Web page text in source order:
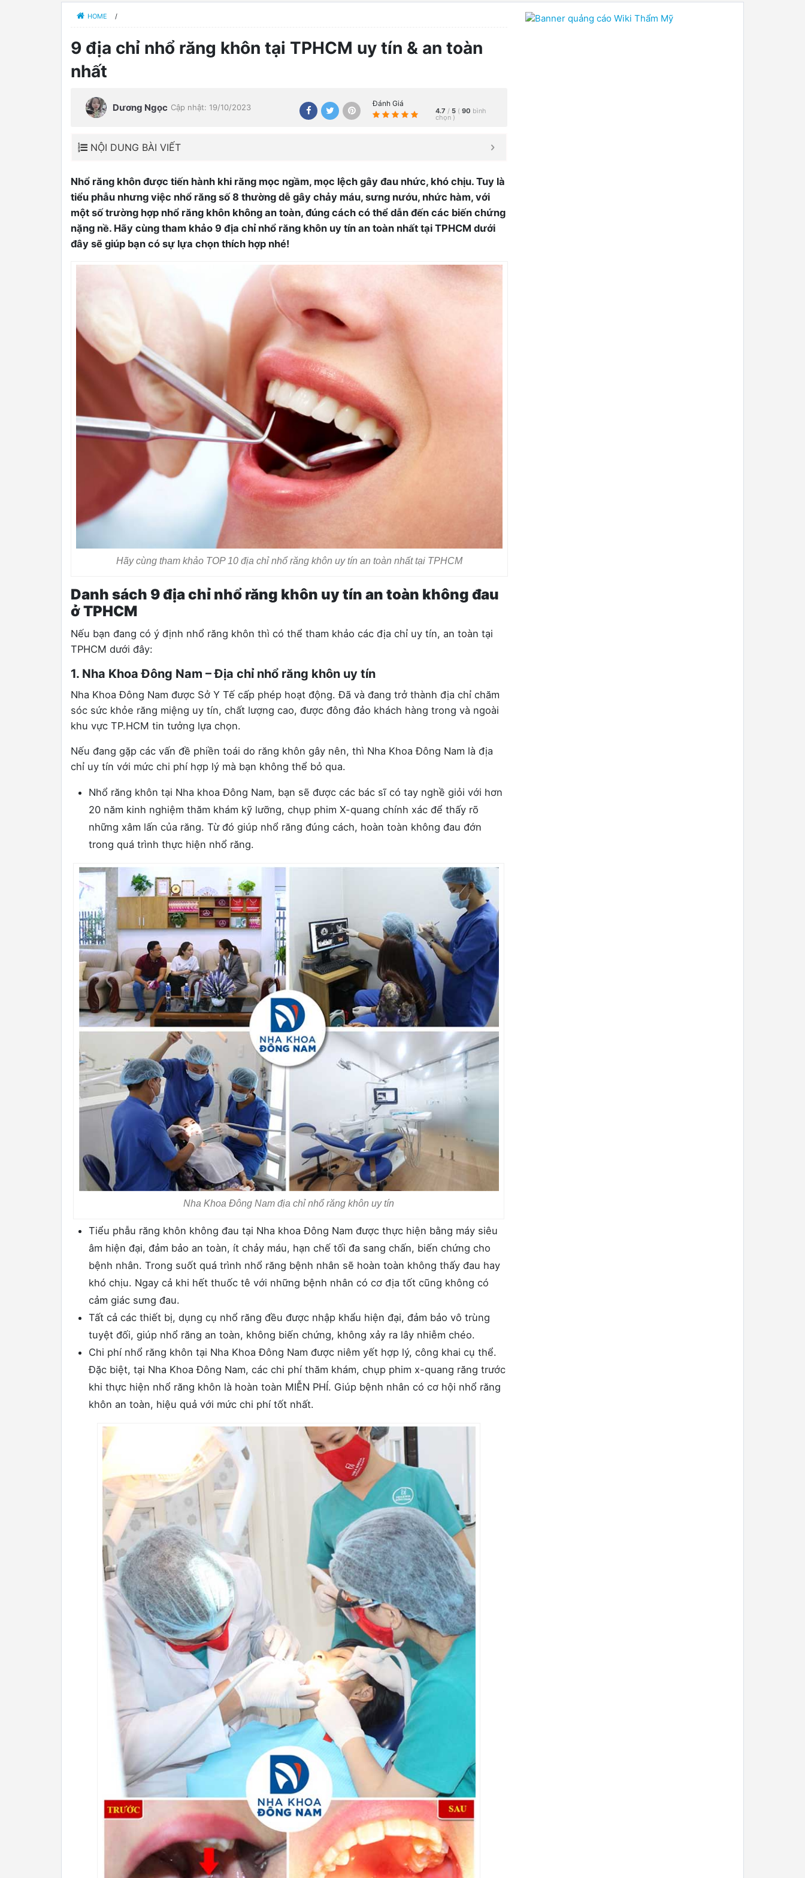
HOME /
9 địa chỉ nhổ răng khôn tại TPHCM uy tín & an toàn
nhất
Dương Ngọc Cập nhật: 19/10/2023 Đánh Giá
4.7 / 5 ( 90 bình
chọn )
NỘI DUNG BÀI VIẾT
Nhổ răng khôn được tiến hành khi răng mọc ngầm, mọc lệch gây đau nhức, khó chịu. Tuy là
tiểu phẫu nhưng việc nhổ răng số 8 thường dễ gây chảy máu, sưng nướu, nhức hàm, với
một số trường hợp nhổ răng khôn không an toàn, đúng cách có thể dẫn đến các biến chứng
nặng nề. Hãy cùng tham khảo 9 địa chỉ nhổ răng khôn uy tín an toàn nhất tại TPHCM dưới
đây sẽ giúp bạn có sự lựa chọn thích hợp nhé!
Hãy cùng tham khảo TOP 10 địa chỉ nhổ răng khôn uy tín an toàn nhất tại TPHCM
Danh sách 9 địa chỉ nhổ răng khôn uy tín an toàn không đau
ở TPHCM
Nếu bạn đang có ý định nhổ răng khôn thì có thể tham khảo các địa chỉ uy tín, an toàn tại
TPHCM dưới đây:
1. Nha Khoa Đông Nam – Địa chỉ nhổ răng khôn uy tín
Nha Khoa Đông Nam được Sở Y Tế cấp phép hoạt động. Đã và đang trở thành địa chỉ chăm
sóc sức khỏe răng miệng uy tín, chất lượng cao, được đông đảo khách hàng trong và ngoài
khu vực TP.HCM tin tưởng lựa chọn.
Nếu đang gặp các vấn đề phiền toái do răng khôn gây nên, thì Nha Khoa Đông Nam là địa
chỉ uy tín với mức chi phí hợp lý mà bạn không thể bỏ qua.
Nhổ răng khôn tại Nha khoa Đông Nam, bạn sẽ được các bác sĩ có tay nghề giỏi với hơn
20 năm kinh nghiệm thăm khám kỹ lưỡng, chụp phim X-quang chính xác để thấy rõ
những xâm lấn của răng. Từ đó giúp nhổ răng đúng cách, hoàn toàn không đau đớn
trong quá trình thực hiện nhổ răng.
Nha Khoa Đông Nam địa chỉ nhổ răng khôn uy tín
Tiểu phẫu răng khôn không đau tại Nha khoa Đông Nam được thực hiện bằng máy siêu
âm hiện đại, đảm bảo an toàn, ít chảy máu, hạn chế tối đa sang chấn, biến chứng cho
bệnh nhân. Trong suốt quá trình nhổ răng bệnh nhân sẽ hoàn toàn không thấy đau hay
khó chịu. Ngay cả khi hết thuốc tê với những bệnh nhân có cơ địa tốt cũng không có
cảm giác sưng đau.
Tất cả các thiết bị, dụng cụ nhổ răng đều được nhập khẩu hiện đại, đảm bảo vô trùng
tuyệt đối, giúp nhổ răng an toàn, không biến chứng, không xảy ra lây nhiễm chéo.
Chi phí nhổ răng khôn tại Nha Khoa Đông Nam được niêm yết hợp lý, công khai cụ thể.
Đặc biệt, tại Nha Khoa Đông Nam, các chi phí thăm khám, chụp phim x-quang răng trước
khi thực hiện nhổ răng khôn là hoàn toàn MIỄN PHÍ. Giúp bệnh nhân có cơ hội nhổ răng
khôn an toàn, hiệu quả với mức chi phí tốt nhất.